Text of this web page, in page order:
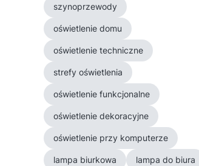
szynoprzewody
oświetlenie domu
oświetlenie techniczne
strefy oświetlenia
oświetlenie funkcjonalne
oświetlenie dekoracyjne
oświetlenie przy komputerze
lampa biurkowa lampa do biura